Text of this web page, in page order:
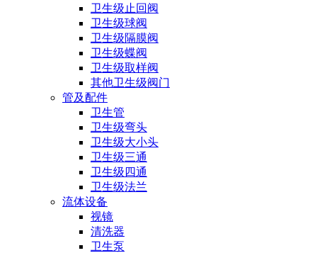
卫生级止回阀
卫生级球阀
卫生级隔膜阀
卫生级蝶阀
卫生级取样阀
其他卫生级阀门
管及配件
卫生管
卫生级弯头
卫生级大小头
卫生级三通
卫生级四通
卫生级法兰
流体设备
视镜
清洗器
卫生泵